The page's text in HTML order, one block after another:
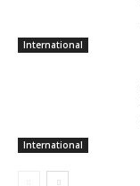
International
International